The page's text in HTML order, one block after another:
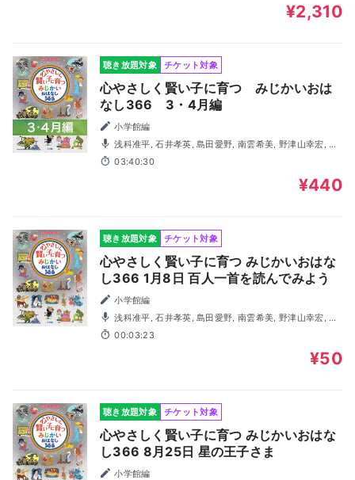
¥2,310
聴き放題対象 チケット対象
心やさしく賢い子に育つ みじかいおは
なし366 3・4月編
小学館編
浅科准平, 石井孝英, 島田愛野, 南雲希美, 野津山幸宏, 八
木田幸恵, 山谷祥生, 神森徹也（歌・演奏）
03:40:30
¥440
聴き放題対象 チケット対象
心やさしく賢い子に育つ みじかいおはな
し366 1月8日 百人一首を読んでみよう
小学館編
浅科准平, 石井孝英, 島田愛野, 南雲希美, 野津山幸宏, 八
木田幸恵, 山谷祥生, 神森徹也（歌・演奏）
00:03:23
¥50
聴き放題対象 チケット対象
心やさしく賢い子に育つ みじかいおはな
し366 8月25日 星の王子さま
小学館編